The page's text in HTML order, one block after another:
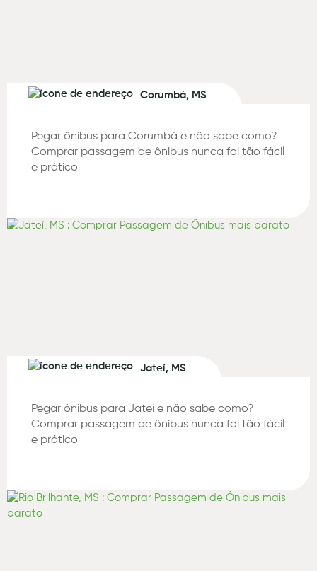
Corumbá, MS
Pegar ônibus para Corumbá e não sabe como?
Comprar passagem de ônibus nunca foi tão fácil
e prático
Jateí, MS
Pegar ônibus para Jateí e não sabe como?
Comprar passagem de ônibus nunca foi tão fácil
e prático